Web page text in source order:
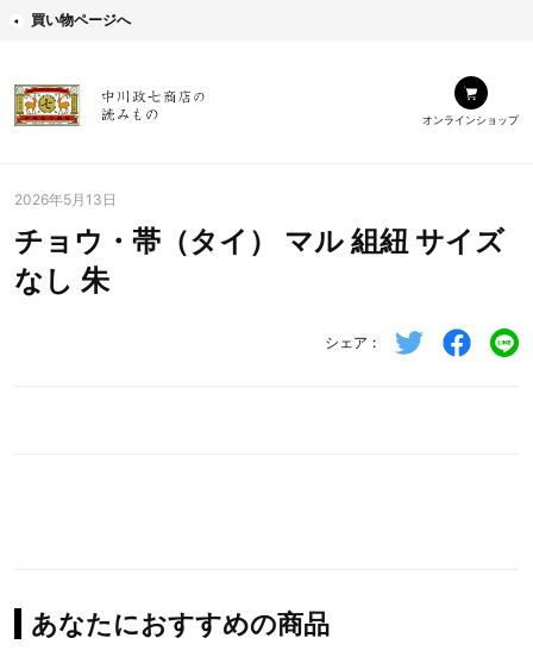
買い物ページへ
オンラインショップ
2026年5月13日
チョウ・帯（タイ） マル 組紐 サイズ
なし 朱
シェア
あなたにおすすめの商品